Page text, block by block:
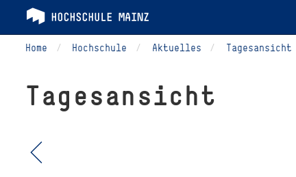
Home Hochschule Aktuelles Tagesansicht
Tagesansicht